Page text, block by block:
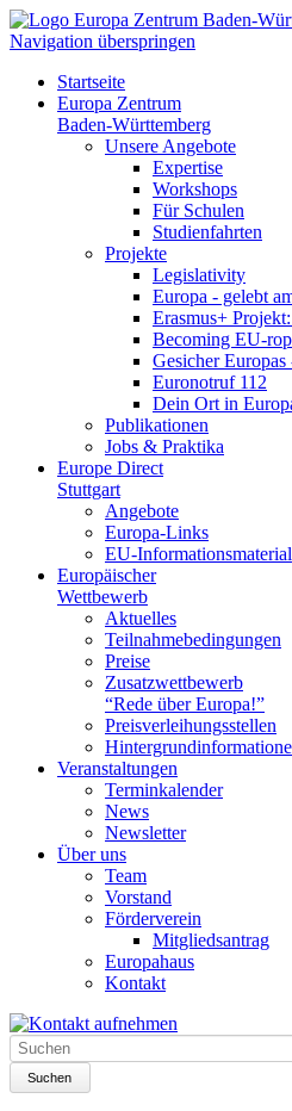
Navigation überspringen
Startseite
Europa Zentrum
Baden-Württemberg
Unsere Angebote
Expertise
Workshops
Für Schulen
Studienfahrten
Projekte
Legislativity
Europa - gelebt
Erasmus+
Becoming EU-
Gesicher
Euronotruf 112
Dein Ort in
Publikationen
Jobs & Praktika
Europe Direct
Stuttgart
Angebote
Europa-Links
EU-Informationsmaterial
Europäischer
Wettbewerb
Aktuelles
Teilnahme­bedingungen
Preise
Zusatzwettbewerb
“Rede über Europa!”
Preisverleihungsstellen
Veranstaltungen
Terminkalender
News
Newsletter
Über uns
Team
Vorstand
Förderverein
Mitgliedsantrag
Europahaus
Kontakt
Suchen